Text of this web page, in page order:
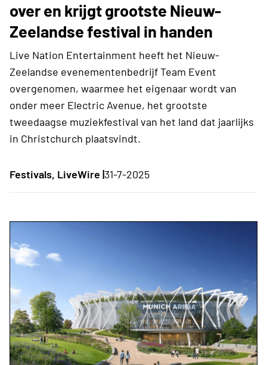
over en krijgt grootste Nieuw-
Zeelandse festival in handen
Live Nation Entertainment heeft het Nieuw-
Zeelandse evenementenbedrijf Team Event
overgenomen, waarmee het eigenaar wordt van
onder meer Electric Avenue, het grootste
tweedaagse muziekfestival van het land dat jaarlijks
in Christchurch plaatsvindt.
Festivals, LiveWire |31-7-2025